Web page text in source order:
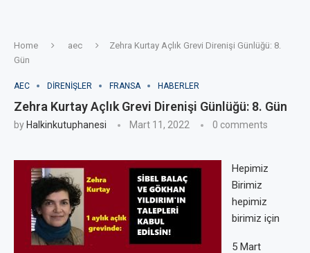
Home aec
Zehra Kurtay Açlık Grevi Direnişi Günlüğü: 8.
Gün
AEC DIRENIŞLER FRANSA HABERLER
Zehra Kurtay Açlık Grevi Direnişi Günlüğü: 8. Gün
by Halkinkutuphanesi Mart 11, 2022 0 comments
Hepimiz
Birimiz
hepimiz
birimiz için
5 Mart